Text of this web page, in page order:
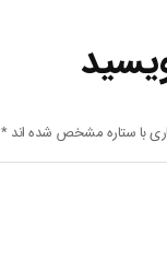
با ستاره مشخص شده اند*